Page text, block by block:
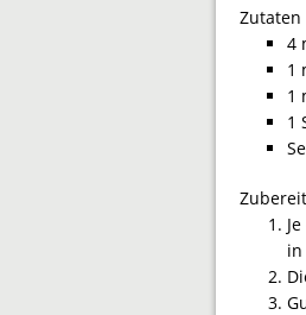
Zutaten
4
1
1
1
in